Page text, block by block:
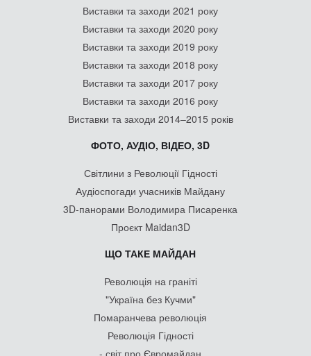
Революція на граніті
"Україна без Кучми"
Помаранчева революція
Революція Гідності
- світ про Євромайдан
- творчість Майдану
КОЛЕКЦІЇ
Майдан: усна історія
Меморіальні предмети Героїв Небесної Сотні
Творчість
[МАЙДАН У КНИЖКАХ]
ПРО НАС
Контакти
Ради музею
Партнери